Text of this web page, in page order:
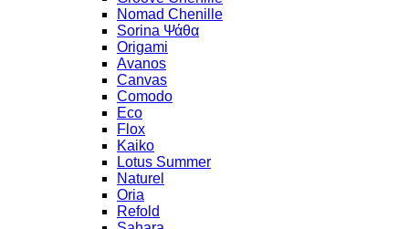
Nomad Chenille
Sorina Ψάθα
Origami
Avanos
Canvas
Comodo
Eco
Flox
Kaiko
Lotus Summer
Naturel
Oria
Refold